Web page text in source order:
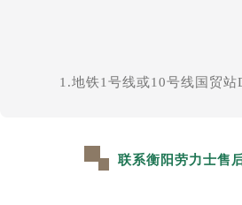
武汉市江
南宁市青
泉州市丰泽
长春市朝阳
贵阳市南
1.地铁1号线或10号线国贸
联系衡阳劳力士售